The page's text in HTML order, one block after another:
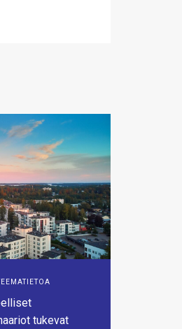
TEEMATIETOA
tukevat